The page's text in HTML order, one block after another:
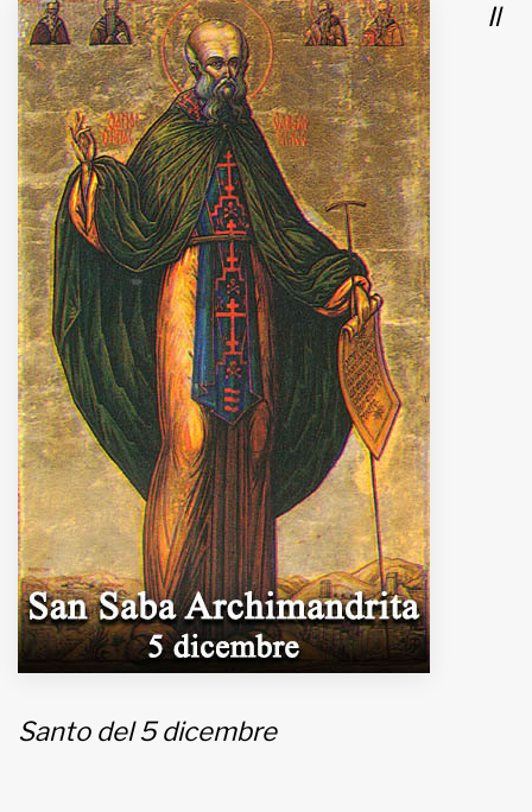
RUBRICHE
MUNICIPI
Inviateci le vostre segnalazioni
Iscriviti alla newsletter
www.viveremilano.info
Fondato e diretto da Enzo De
Bernardis
EDB edizioni - Via Brivio angolo C.
Imbonati, 89 20159 Milano (Italia)
Informativa sulla privacy
Il
Santo del 5 dicembre